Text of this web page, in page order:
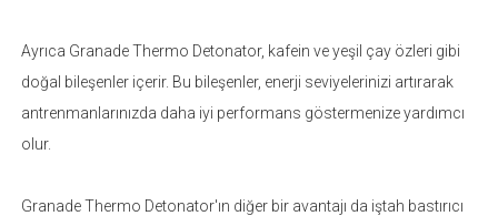
Ayrıca Granade Thermo Detonator, kafein ve yeşil çay özleri gibi
doğal bileşenler içerir. Bu bileşenler, enerji seviyelerinizi artırarak
antrenmanlarınızda daha iyi performans göstermenize yardımcı
olur.
Granade Thermo Detonator'ın diğer bir avantajı da iştah bastırıcı